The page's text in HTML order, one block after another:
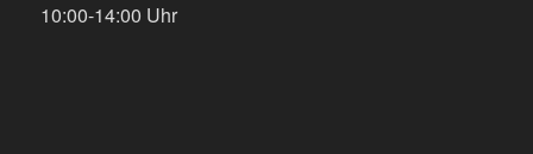
10:00-14:00 Uhr